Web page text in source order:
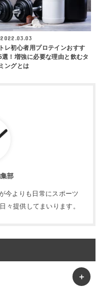
2022.03.03
レ初心者用プロテインおすす
選！増強に必要な理由と飲むタ
ングとは
部
今よりも日常にスポーツ
々提供してまいります。